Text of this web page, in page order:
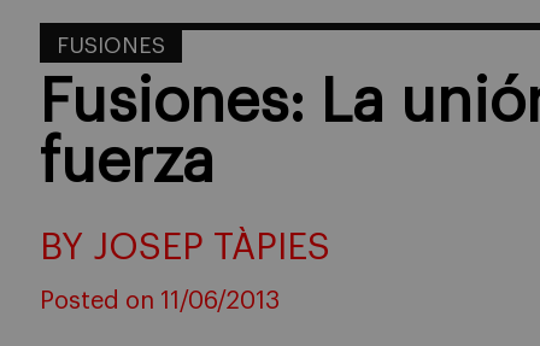
FUSIONES
Fusiones: La
fuerza
BY JOSEP TÀPIES
Posted on 11/06/2013